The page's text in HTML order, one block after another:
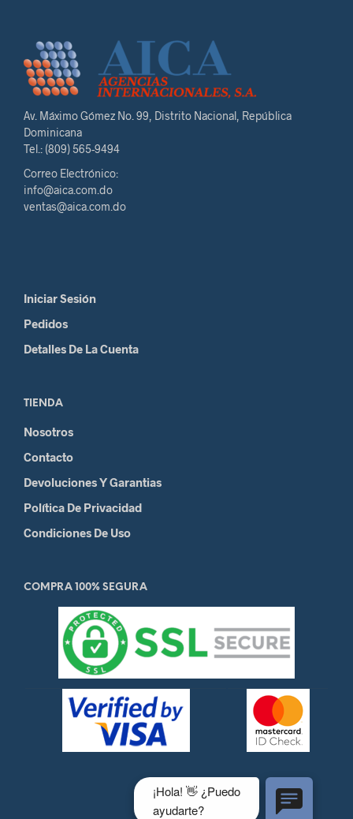
Av. Máximo Gómez No. 99, Distrito Nacional, República
Dominicana
Tel.: (809) 565-9494
Correo Electrónico:
info@aica.com.do
ventas@aica.com.do
Iniciar Sesión
Pedidos
Detalles De La Cuenta
TIENDA
Nosotros
Contacto
Devoluciones Y Garantias
Política De Privacidad
Condiciones De Uso
COMPRA 100% SEGURA